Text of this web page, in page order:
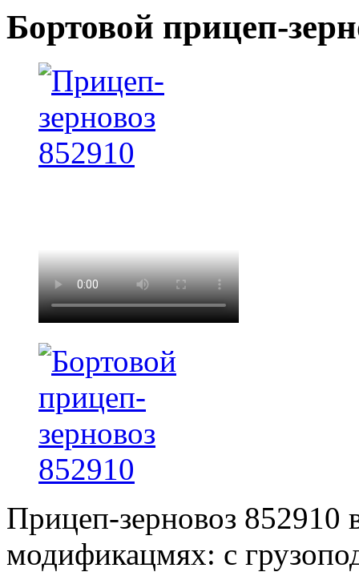
Бортовой прицеп-
Прицеп-зерновоз 852910
модификацмях: с